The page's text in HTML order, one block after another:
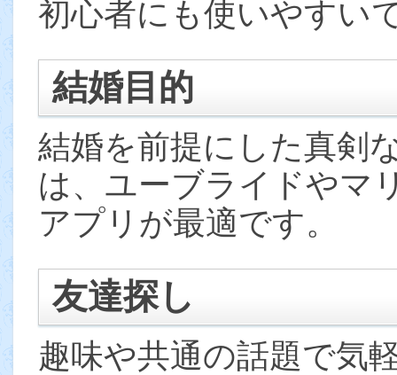
初心者にも使いやすい
結婚目的
結婚を前提にした真剣
は、ユーブライドやマ
アプリが最適です。
友達探し
趣味や共通の話題で気